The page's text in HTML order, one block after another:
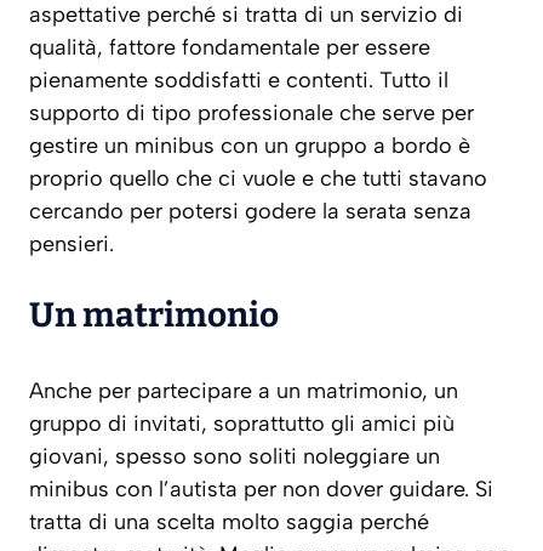
aspettative perché si tratta di un servizio di
qualità, fattore fondamentale per essere
pienamente soddisfatti e contenti. Tutto il
supporto di tipo professionale che serve per
gestire un minibus con un gruppo a bordo è
proprio quello che ci vuole e che tutti stavano
cercando per potersi godere la serata senza
pensieri.
Un matrimonio
Anche per partecipare a un matrimonio, un
gruppo di invitati, soprattutto gli amici più
giovani, spesso sono soliti noleggiare un
minibus con l’autista per non dover guidare. Si
tratta di una scelta molto saggia perché